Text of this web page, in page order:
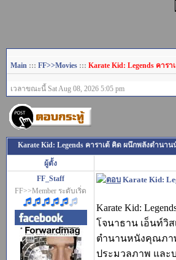
Main ::: FF>>Movies ::: Karate Kid: Legends คาร
เวลาขณะนี้ Sat Aug 08, 2026 5:05 pm
Karate Kid: Legends คาราเต้ คิด ผนึกพลังตำนาน
ผู้ตั้ง
FF_Staff
FF>>Member ระดับเริ่ด
Karate Kid:
Karate Kid:
โจนาธาน เอ็นท์วิ
ตำนานหนังคุณภา
ประมวลภาพ และ